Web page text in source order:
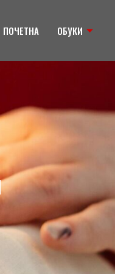
ПОЧЕТНА ОБУКИ